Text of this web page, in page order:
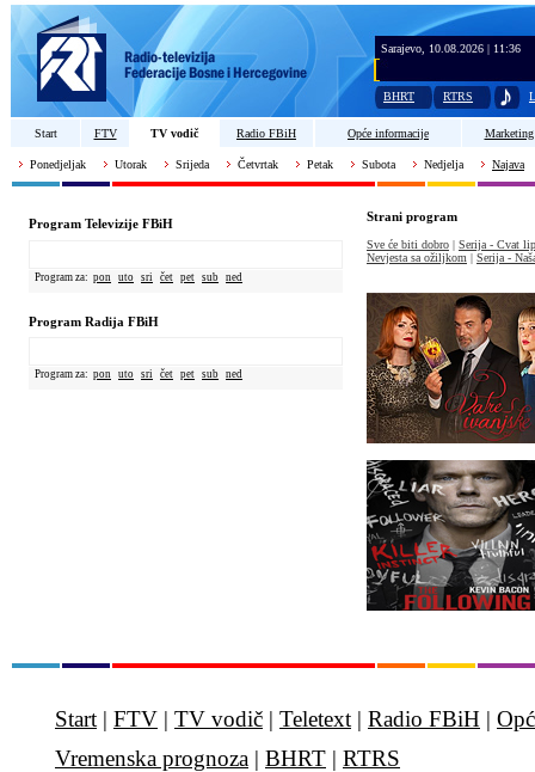
Sarajevo, 10.08.2026 | 11:36
BHRT RTRS
Start FTV TV vodič Radio FBiH Opće informacije Marketing
Ponedjeljak Utorak Srijeda Četvrtak Petak Subota Nedjelja Najava
Program Televizije FBiH
Program za: pon uto sri čet pet sub ned
Program Radija FBiH
Program za: pon uto sri čet pet sub ned
Strani program
Sve će biti dobro | Serija - Cvat
Nevjesta sa ožiljkom | Serija -
Start | FTV | TV vodič | Teletext | Radio FBiH |
Vremenska prognoza | BHRT | RTRS